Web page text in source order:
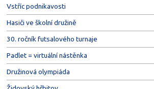
Vstříc podnikavosti
Hasiči ve školní družině
30. ročník futsalového turnaje
Padlet = virtuální nástěnka
Družinová olympiáda